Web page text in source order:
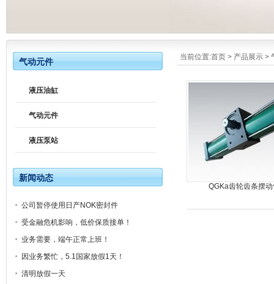
当前位置:首页 > 产品展示 >
QGKa齿轮齿条摆
气动元件
液压油缸
气动元件
液压泵站
新闻动态
公司暂停使用日产NOK密封件
受金融危机影响，低价保质接单！
业务需要，端午正常上班！
因业务繁忙，5.1国家放假1天！
清明放假一天